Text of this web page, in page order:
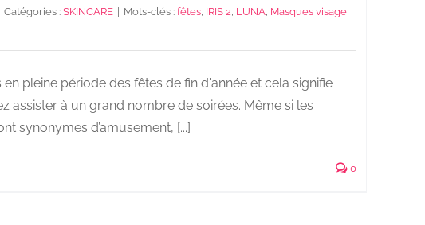
Catégories : SKINCARE Mots-clés : fêtes, IRIS 2, LUNA, Masques visage,
pleine période des fêtes de fin d'année et cela signifie
assister à un grand nombre de soirées. Même si les
synonymes d’amusement, [...]
0